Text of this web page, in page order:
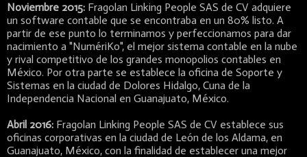
Noviembre 2015: Fragolan Linking People SAS de CV adquiere
un software contable que se encontraba en un 80% listo. A
partir de ese punto lo terminamos y perfeccionamos para dar
nacimiento a "NumériKo", el mejor sistema contable en la nube
y rival competitivo de los grandes monopolios contables en
México. Por otra parte se establece la oficina de Soporte y
Sistemas en la ciudad de Dolores Hidalgo, Cuna de la
Independencia Nacional en Guanajuato, México.
Abril 2016: Fragolan Linking People SAS de CV establece sus
oficinas corporativas en la ciudad de León de los Aldama, en
Guanajuato, México, con la finalidad de establecer una mejor